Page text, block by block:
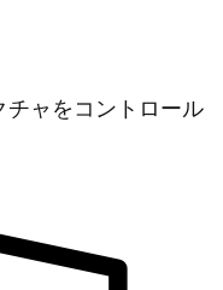
チャをコントロール